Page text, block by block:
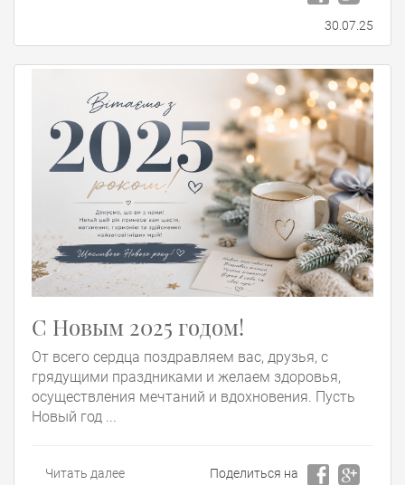
30.07.25
С Новым 2025 годом!
От всего сердца поздравляем вас, друзья, с
грядущими праздниками и желаем здоровья,
осуществления мечтаний и вдохновения. Пусть
Новый год ...
Читать далее Поделиться на